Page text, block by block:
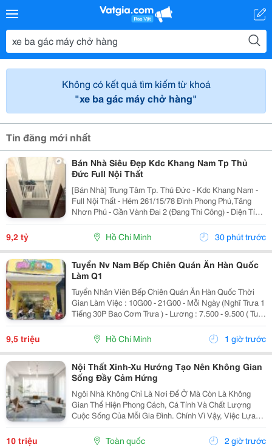
Không có kết quả tìm kiếm từ khoá
"xe ba gác máy chở hàng"
Tin đăng mới nhất
Bán Nhà Siêu Đẹp Kdc Khang Nam Tp Thủ
Đức Full Nội Thất
[Bán Nhà] Trung Tâm Tp. Thủ Đức - Kdc Khang Nam -
Full Nội Thất - Hẻm 261/15/78 Đình Phong Phú,Tăng
Nhơn Phú - Gần Vành Đai 2 (Đang Thi Công) - Diện Tích
Lý Tưởng: 5.6M X 14.2M (Tổng Diện Tích Công Nhận:
80M2). - Kết Cấu Kiên Cố: 1 Trệt, 2 Lầu,...
9,2 tỷ Hồ Chí Minh 30 phút trước
Tuyển Nv Nam Bếp Chiên Quán Ăn Hàn Quốc
Làm Q1
Tuyển Nhân Viên Bếp Chiên Quán Ăn Hàn Quốc Thời
Gian Làm Việc : 10G00 - 21G00 - Mỗi Ngày (Nghĩ Trưa 1
Tiếng 30P Bao Cơm Trưa ) - Lương : 7.500 - 9.500 ( Tuỳ
Theo Năng Lực ) Mô Tả Công Việc: - Bếp Chiên : Sử
Dụng Được Chảo Non Biết Chiên...
9,5 triệu Hồ Chí Minh 1 giờ trước
Nội Thất Xinh-Xu Hướng Tạo Nên Không Gian
Sống Đầy Cảm Hứng
Ngôi Nhà Không Chỉ Là Nơi Để Ở Mà Còn Là Không
Gian Thể Hiện Phong Cách, Cá Tính Và Chất Lượng
Cuộc Sống Của Mỗi Gia Đình. Chính Vì Vậy, Việc Lựa
Chọn Nội Thất Xinh Đang Trở Thành Xu Hướng Được
Nhiều Người Quan Tâm Khi Muốn Biến Không Gian
10 triệu Toàn quốc 2 giờ trước